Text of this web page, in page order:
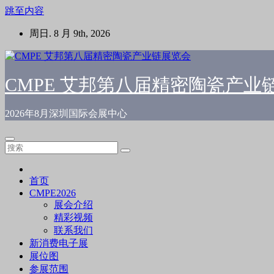
跳至内容
周日. 8 月 9th, 2026
CMPE 艾邦第八届精密陶瓷产业
2026年8月深圳国际会展中心
首页
CMPE2026
展会介绍
精彩视频
联系我们
新消费电子展
展位图
参展范围